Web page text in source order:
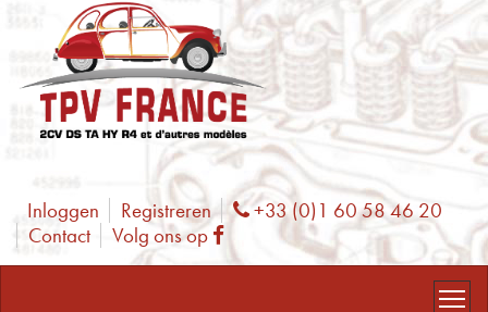
Inloggen Registreren Phone
+33 (0)1 60 58 46 20
Contact
Volg ons op Facebook